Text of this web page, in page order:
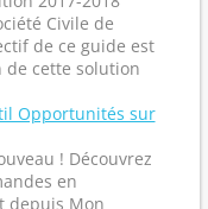
Civile de
de ce guide est
cette solution
Opportunités sur
! Découvrez
en
depuis Mon